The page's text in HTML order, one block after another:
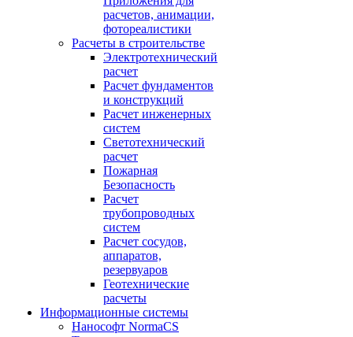
расчетов, анимации,
фотореалистики
Расчеты в строительстве
Электротехнический
расчет
Расчет фундаментов
и конструкций
Расчет инженерных
систем
Светотехнический
расчет
Пожарная
Безопасность
Расчет
трубопроводных
систем
Расчет сосудов,
аппаратов,
резервуаров
Геотехнические
расчеты
Информационные системы
Нанософт NormaCS